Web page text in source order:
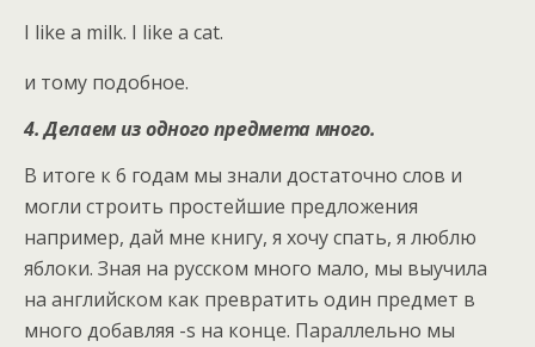
I like a milk. I like a cat.
и тому подобное.
4. Делаем из одного предмета много.
В итоге к 6 годам мы знали достаточно слов и
могли строить простейшие предложения
например, дай мне книгу, я хочу спать, я люблю
яблоки. Зная на русском много мало, мы выучила
на английском как превратить один предмет в
много добавляя -s на конце. Параллельно мы